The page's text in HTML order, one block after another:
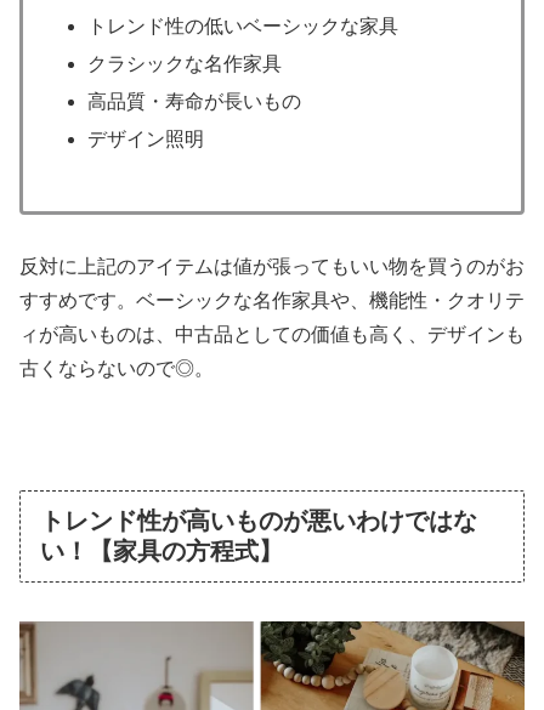
トレンド性の低いベーシックな家具
クラシックな名作家具
高品質・寿命が長いもの
デザイン照明
反対に上記のアイテムは値が張ってもいい物を買うのがお
すすめです。ベーシックな名作家具や、機能性・クオリテ
ィが高いものは、中古品としての価値も高く、デザインも
古くならないので◎。
トレンド性が高いものが悪いわけではな
い！【家具の方程式】